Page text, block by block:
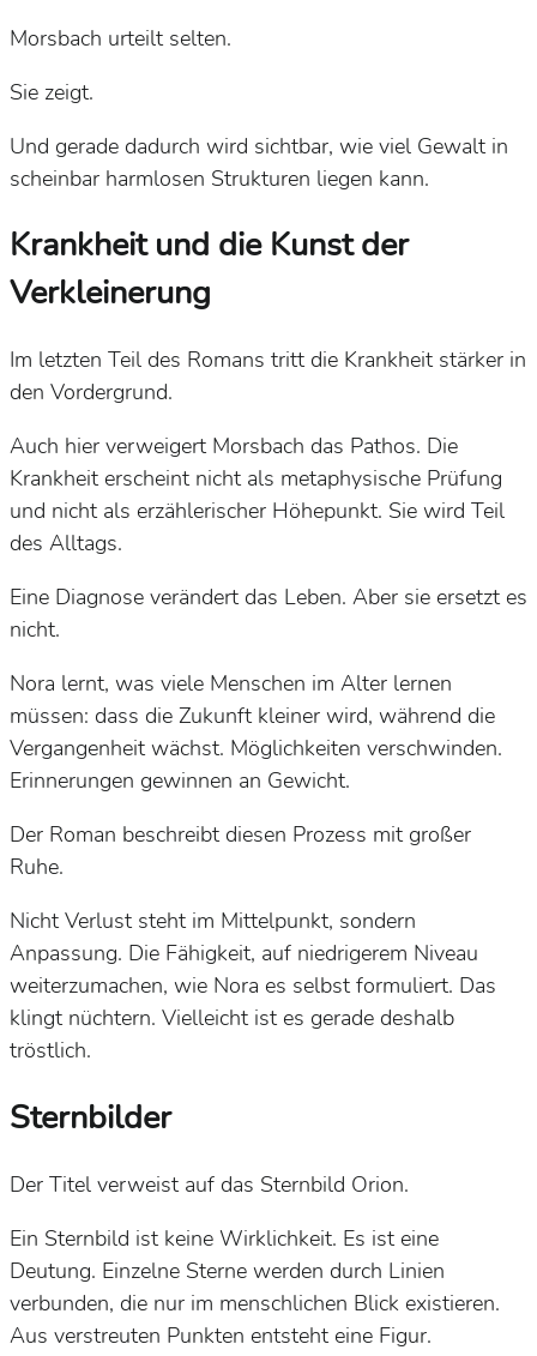
Morsbach urteilt selten.
Sie zeigt.
Und gerade dadurch wird sichtbar, wie viel Gewalt in
scheinbar harmlosen Strukturen liegen kann.
Krankheit und die Kunst der
Verkleinerung
Im letzten Teil des Romans tritt die Krankheit stärker in
den Vordergrund.
Auch hier verweigert Morsbach das Pathos. Die
Krankheit erscheint nicht als metaphysische Prüfung
und nicht als erzählerischer Höhepunkt. Sie wird Teil
des Alltags.
Eine Diagnose verändert das Leben. Aber sie ersetzt es
nicht.
Nora lernt, was viele Menschen im Alter lernen
müssen: dass die Zukunft kleiner wird, während die
Vergangenheit wächst. Möglichkeiten verschwinden.
Erinnerungen gewinnen an Gewicht.
Der Roman beschreibt diesen Prozess mit großer
Ruhe.
Nicht Verlust steht im Mittelpunkt, sondern
Anpassung. Die Fähigkeit, auf niedrigerem Niveau
weiterzumachen, wie Nora es selbst formuliert. Das
klingt nüchtern. Vielleicht ist es gerade deshalb
tröstlich.
Sternbilder
Der Titel verweist auf das Sternbild Orion.
Ein Sternbild ist keine Wirklichkeit. Es ist eine
Deutung. Einzelne Sterne werden durch Linien
verbunden, die nur im menschlichen Blick existieren.
Aus verstreuten Punkten entsteht eine Figur.